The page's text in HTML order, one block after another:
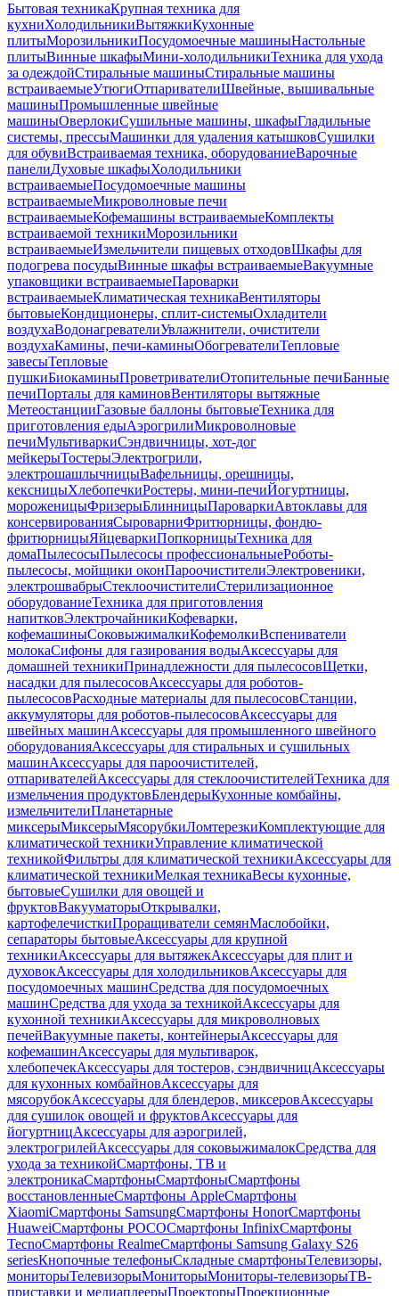
Бытовая техникаКрупная техника для
кухниХолодильникиВытяжкиКухонные
плитыМорозильникиПосудомоечные машиныНастольные
плитыВинные шкафыМини-холодильникиТехника для ухода
за одеждойСтиральные машиныСтиральные машины
встраиваемыеУтюгиОтпаривателиШвейные, вышивальные
машиныПромышленные швейные
машиныОверлокиСушильные машины, шкафыГладильные
системы, прессыМашинки для удаления катышковСушилки
для обувиВстраиваемая техника, оборудованиеВарочные
панелиДуховые шкафыХолодильники
встраиваемыеПосудомоечные машины
встраиваемыеМикроволновые печи
встраиваемыеКофемашины встраиваемыеКомплекты
встраиваемой техникиМорозильники
встраиваемыеИзмельчители пищевых отходовШкафы для
подогрева посудыВинные шкафы встраиваемыеВакуумные
упаковщики встраиваемыеПароварки
встраиваемыеКлиматическая техникаВентиляторы
бытовыеКондиционеры, сплит-системыОхладители
воздухаВодонагревателиУвлажнители, очистители
воздухаКамины, печи-каминыОбогревателиТепловые
завесыТепловые
пушкиБиокаминыПроветривателиОтопительные печиБанные
печиПорталы для каминовВентиляторы вытяжные
МетеостанцииГазовые баллоны бытовыеТехника для
приготовления едыАэрогрилиМикроволновые
печиМультиваркиСэндвичницы, хот-дог
мейкерыТостерыЭлектрогрили,
электрошашлычницыВафельницы, орешницы,
кексницыХлебопечкиРостеры, мини-печиЙогуртницы,
мороженицыФризерыБлинницыПароваркиАвтоклавы для
консервированияСыроварниФритюрницы, фондю-
фритюрницыЯйцеваркиПопкорницыТехника для
домаПылесосыПылесосы профессиональныеРоботы-
пылесосы, мойщики оконПароочистителиЭлектровеники,
электрошвабрыСтеклоочистителиСтерилизационное
оборудованиеТехника для приготовления
напитковЭлектрочайникиКофеварки,
кофемашиныСоковыжималкиКофемолкиВспениватели
молокаСифоны для газирования водыАксессуары для
домашней техникиПринадлежности для пылесосовЩетки,
насадки для пылесосовАксессуары для роботов-
пылесосовРасходные материалы для пылесосовСтанции,
аккумуляторы для роботов-пылесосовАксессуары для
швейных машинАксессуары для промышленного швейного
оборудованияАксессуары для стиральных и сушильных
машинАксессуары для пароочистителей,
отпаривателейАксессуары для стеклоочистителейТехника для
измельчения продуктовБлендерыКухонные комбайны,
измельчителиПланетарные
миксерыМиксерыМясорубкиЛомтерезкиКомплектующие для
климатической техникиУправление климатической
техникойФильтры для климатической техникиАксессуары для
климатической техникиМелкая техникаВесы кухонные,
бытовыеСушилки для овощей и
фруктовВакууматорыОткрывалки,
картофелечисткиПроращиватели семянМаслобойки,
сепараторы бытовыеАксессуары для крупной
техникиАксессуары для вытяжекАксессуары для плит и
духовокАксессуары для холодильниковАксессуары для
посудомоечных машинСредства для посудомоечных
машинСредства для ухода за техникойАксессуары для
кухонной техникиАксессуары для микроволновых
печейВакуумные пакеты, контейнерыАксессуары для
кофемашинАксессуары для мультиварок,
хлебопечекАксессуары для тостеров, сэндвичницАксессуары
для кухонных комбайновАксессуары для
мясорубокАксессуары для блендеров, миксеровАксессуары
для сушилок овощей и фруктовАксессуары для
йогуртницАксессуары для аэрогрилей,
электрогрилейАксессуары для соковыжималокСредства для
ухода за техникойСмартфоны, ТВ и
электроникаСмартфоныСмартфоныСмартфоны
восстановленныеСмартфоны AppleСмартфоны
XiaomiСмартфоны SamsungСмартфоны HonorСмартфоны
HuaweiСмартфоны POCOСмартфоны InfinixСмартфоны
TecnoСмартфоны RealmeСмартфоны Samsung Galaxy S26
seriesКнопочные телефоныСкладные смартфоныТелевизоры,
мониторыТелевизорыМониторыМониторы-телевизорыТВ-
приставки и медиаплеерыПроекторыПроекционные